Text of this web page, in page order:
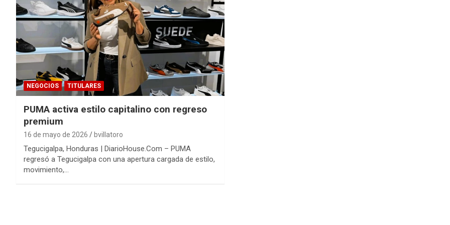
NEGOCIOS TITULARES
PUMA activa estilo capitalino con regreso
premium
16 de mayo de 2026 bvillatoro
Tegucigalpa, Honduras | DiarioHouse.Com – PUMA
regresó a Tegucigalpa con una apertura cargada de estilo,
movimiento,…